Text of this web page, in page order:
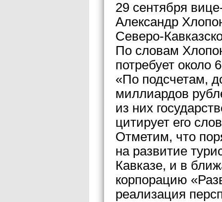
29 сентября
Александр
Северо-
По словам
потребует около
«По подсчетам,
миллиардов
из них
цитирует его
Отметим, что
на развитие
Кавказе, и в
корпорацию
реализация